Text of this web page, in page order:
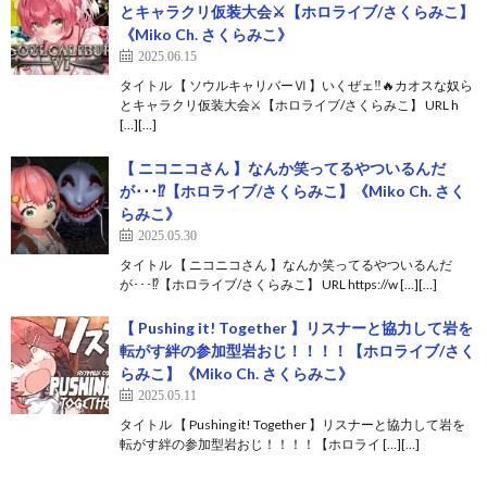
とキャラクリ仮装大会⚔【ホロライブ/さくらみこ】
《Miko Ch. さくらみこ》
2025.06.15
タイトル 【 ソウルキャリバーⅥ 】いくぜェ‼🔥カオスな奴ら
とキャラクリ仮装大会⚔【ホロライブ/さくらみこ】 URL h
[…][…]
【 ニコニコさん 】なんか笑ってるやついるんだ
が･･･⁉【ホロライブ/さくらみこ】《Miko Ch. さく
らみこ》
2025.05.30
タイトル 【 ニコニコさん 】なんか笑ってるやついるんだ
が･･･⁉【ホロライブ/さくらみこ】 URL https://w […][…]
【 Pushing it! Together 】リスナーと協力して岩を
転がす絆の参加型岩おじ！！！！【ホロライブ/さく
らみこ】《Miko Ch. さくらみこ》
2025.05.11
タイトル 【 Pushing it! Together 】リスナーと協力して岩を
転がす絆の参加型岩おじ！！！！【ホロライ […][…]